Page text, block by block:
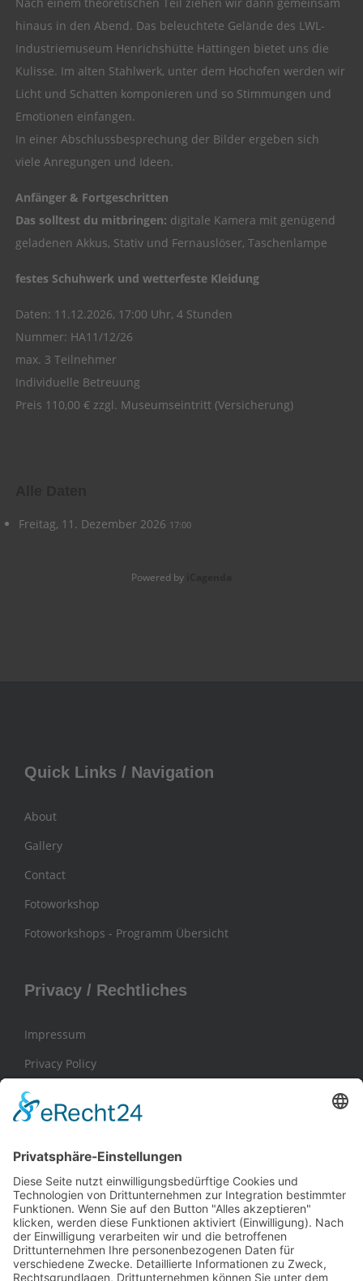
hinaus in den Abend. Das beleuchtete Gelände des LWL-
Industriemuseum Henrichshütte Hattingen bietet uns die
Kulisse. Im alten Stahlwerk, unter dem Hochofen werden wir
Licht und Schatten komponieren und so Stimmungen und
Emotionen einfangen.
In einer Abschlussbesprechung der Bilder ergeben sich
viele Anregungen und Ideen.
Anfänger & Fortgeschritten
Das solltest du mitbringen: digitale Kamera mit genügend
geladenen Akkus, Stativ und Fernauslöser, Taschenlampe
festes Schuhwerk und wetterfeste Kleidung
Daten: 11.12.2026, 17:00 Uhr, 4 Stunden
Nummer: HA11/12/26
max. 3 Teilnehmer
Individuelle Betreuung
Preis 110,00 € zzgl. Museumseintritt (Versicherung)
Freitag, 11. Dezember 2026 17:00
Powered by
Quick Links / Navigation
About
Gallery
Contact
Fotoworkshop
Fotoworkshops - Programm Übersicht
Privacy / Rechtliches
Impressum
Privacy Policy
General Terms and Conditions / AGB
Contact / Kontakt
Frank Hohmann
Daniela Szczepanski
Iris Weissschuh